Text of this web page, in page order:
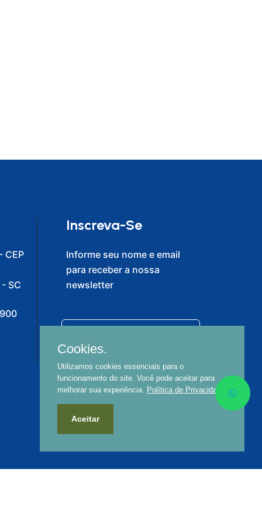
CEP
SC
Inscreva-Se
Informe seu nome e email
para receber a nossa
newsletter
Cookies.
Utilizamos cookies essenciais para o
funcionamento do site. Você pode aceitar para
melhorar sua experiência. Política de Privacidade
Aceitar